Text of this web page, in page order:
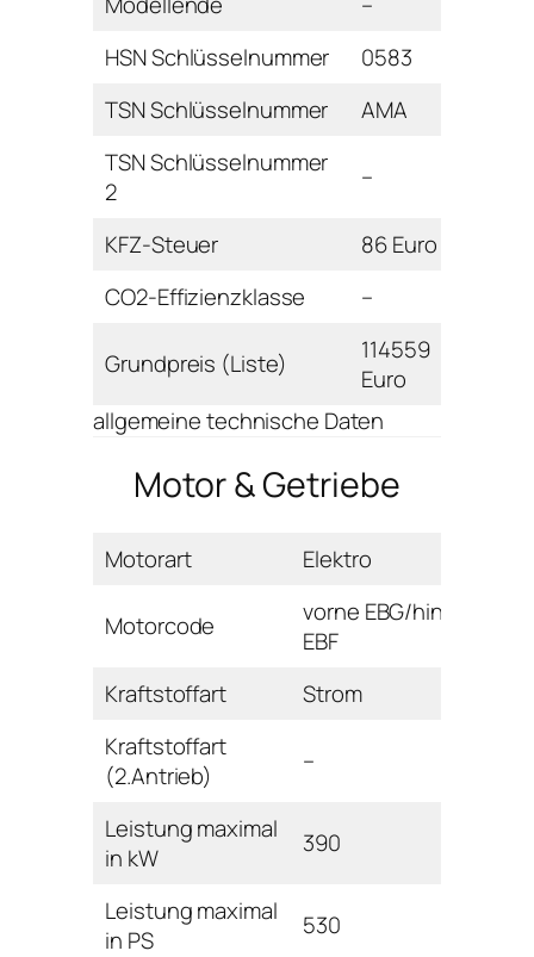
HSN Schlüsselnummer
0583
TSN Schlüsselnummer
AMA
TSN Schlüsselnummer
2
–
KFZ-Steuer
86 Euro
CO2-Effizienzklasse
–
Grundpreis (Liste)
114559
Euro
allgemeine technische Daten
Motor & Getriebe
Motorart Elektro
Motorcode
vorne EBG/hinten
EBF
Kraftstoffart
Strom
Kraftstoffart
(2.Antrieb)
–
Leistung maximal
in kW
390
Leistung maximal
in PS
530